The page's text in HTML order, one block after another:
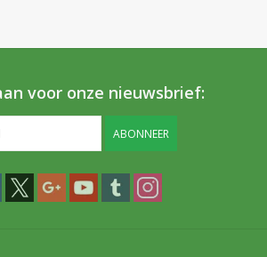
voor onze nieuwsbrief:
ABONNEER